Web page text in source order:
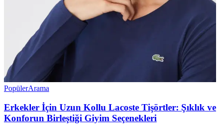
PopülerArama
Erkekler İçin Uzun Kollu Lacoste Tişörtler: Şıklık ve
Konforun Birleştiği Giyim Seçenekleri